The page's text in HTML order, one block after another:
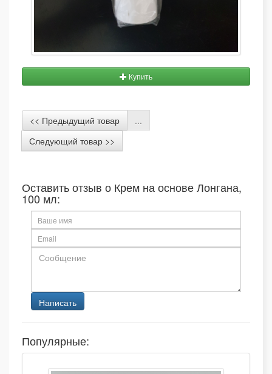
Купить
<< Предыдущий товар
...
Следующий товар >>
Оставить отзыв о Крем на основе Лонгана,
100 мл:
Популярные: